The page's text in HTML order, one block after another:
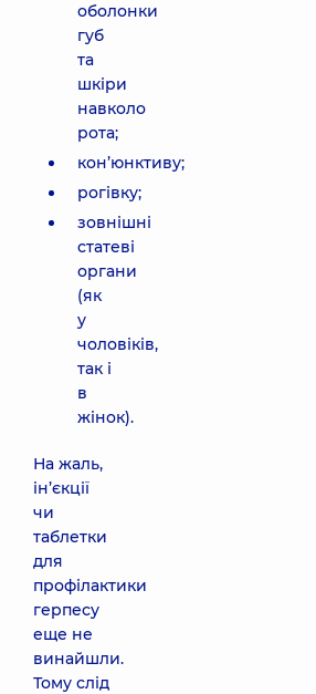
оболонки
губ
та
шкіри
навколо
рота;
кон’юнктиву;
рогівку;
зовнішні
статеві
органи
(як
у
чоловіків,
так і
в
жінок).
На жаль,
ін’єкції
чи
таблетки
для
профілактики
герпесу
еще не
винайшли.
Тому слід